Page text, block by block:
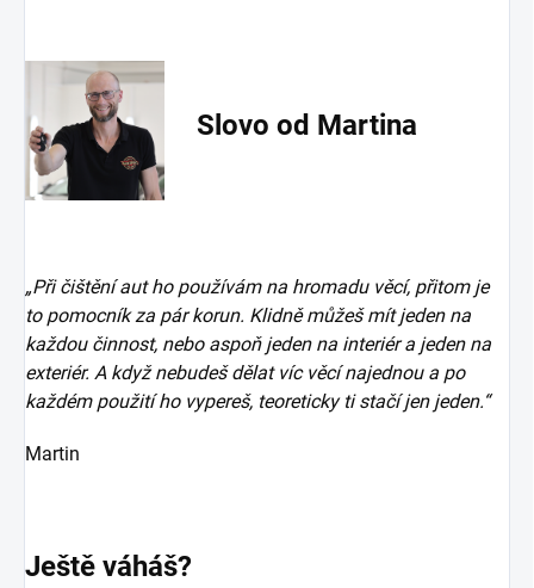
Slovo od Martina
„Při čištění aut ho používám na hromadu věcí, přitom je
to pomocník za pár korun. Klidně můžeš mít jeden na
každou činnost, nebo aspoň jeden na interiér a jeden na
exteriér. A když nebudeš dělat víc věcí najednou a po
každém použití ho vypereš, teoreticky ti stačí jen jeden.“
Martin
Ještě váháš?